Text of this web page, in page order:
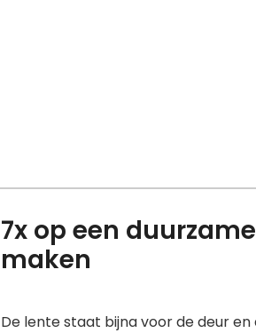
7x op een
maken
De lente staat bijna voor de deur